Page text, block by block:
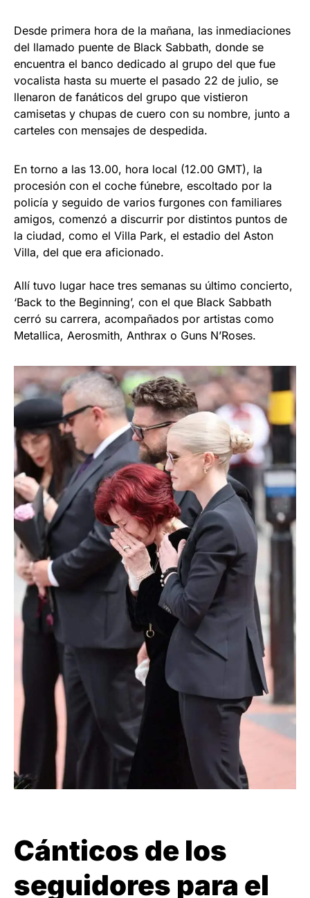
Desde primera hora de la mañana, las inmediaciones
del llamado puente de Black Sabbath, donde se
encuentra el banco dedicado al grupo del que fue
vocalista hasta su muerte el pasado 22 de julio, se
llenaron de fanáticos del grupo que vistieron
camisetas y chupas de cuero con su nombre, junto a
carteles con mensajes de despedida.
En torno a las 13.00, hora local (12.00 GMT), la
procesión con el coche fúnebre, escoltado por la
policía y seguido de varios furgones con familiares
amigos, comenzó a discurrir por distintos puntos de
la ciudad, como el Villa Park, el estadio del Aston
Villa, del que era aficionado.
Allí tuvo lugar hace tres semanas su último concierto,
‘Back to the Beginning’, con el que Black Sabbath
cerró su carrera, acompañados por artistas como
Metallica, Aerosmith, Anthrax o Guns N’Roses.
Cánticos de los
seguidores para el